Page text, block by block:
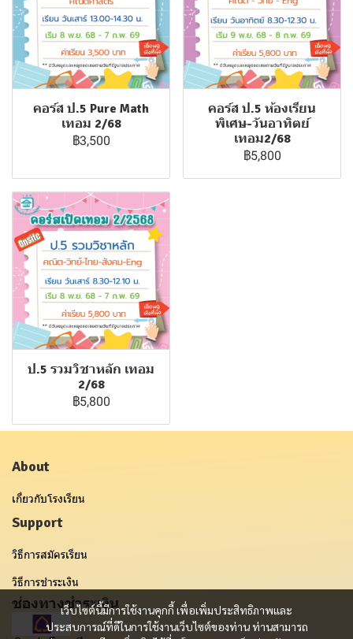
คอร์ส ป.5 Pure Math
เทอม 2/68
฿3,500
คอร์ส ป.5 ห้องเรียน
พิเศษ-วันอาทิตย์
เทอม2/68
฿5,800
ป.5 รวมวิชาหลัก เทอม
2/68
฿5,800
เว็บไซต์นี้มีการใช้งานคุกกี้ เพื่อเพิ่มประสิทธิภาพและ
ประสบการณ์ที่ดีในการใช้งานเว็บไซต์ของท่าน ท่านสามารถ
About
เกี่ยวกับโรงเรียน
Support
วิธีการสมัครเรียน
วิธีการชำระเงิน
ช่องทางชำระเงิน